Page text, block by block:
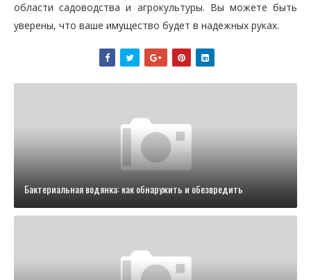
области садоводства и агрокультуры. Вы можете быть
уверены, что ваше имущество будет в надежных руках.
Бактериальная водянка: как обнаружить и обезвредить